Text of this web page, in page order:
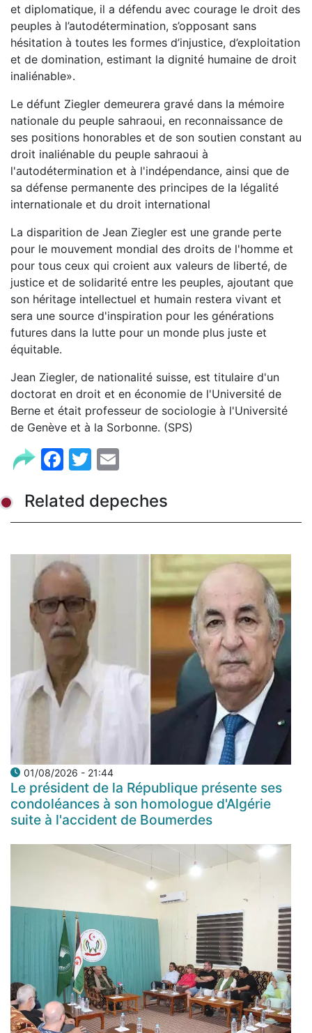
et diplomatique, il a défendu avec courage le droit des
peuples à l’autodétermination, s’opposant sans
hésitation à toutes les formes d’injustice, d’exploitation
et de domination, estimant la dignité humaine de droit
inaliénable».
Le défunt Ziegler demeurera gravé dans la mémoire
nationale du peuple sahraoui, en reconnaissance de
ses positions honorables et de son soutien constant au
droit inaliénable du peuple sahraoui à
l'autodétermination et à l'indépendance, ainsi que de
sa défense permanente des principes de la légalité
internationale et du droit international
La disparition de Jean Ziegler est une grande perte
pour le mouvement mondial des droits de l'homme et
pour tous ceux qui croient aux valeurs de liberté, de
justice et de solidarité entre les peuples, ajoutant que
son héritage intellectuel et humain restera vivant et
sera une source d'inspiration pour les générations
futures dans la lutte pour un monde plus juste et
équitable.
Jean Ziegler, de nationalité suisse, est titulaire d'un
doctorat en droit et en économie de l'Université de
Berne et était professeur de sociologie à l'Université
de Genève et à la Sorbonne. (SPS)
Facebook
Twitter
Related depeches
01/08/2026 - 21:44
Le président de la République présente ses
condoléances à son homologue d'Algérie
suite à l'accident de Boumerdes